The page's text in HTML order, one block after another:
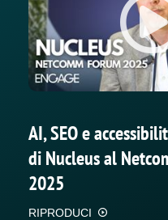
AI, SEO e
di Nucleus al
2025
RIPRODUCI